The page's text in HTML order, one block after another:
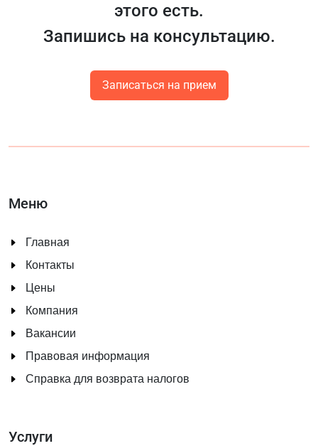
этого есть.
Запишись на консультацию.
Записаться на прием
Меню
Главная
Контакты
Цены
Компания
Вакансии
Правовая информация
Справка для возврата налогов
Услуги